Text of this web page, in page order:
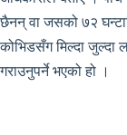
छैनन् वा जसको ७२
कोभिडसँग मिल्दा जुल्दा
गराउनुपर्ने भएको हो ।